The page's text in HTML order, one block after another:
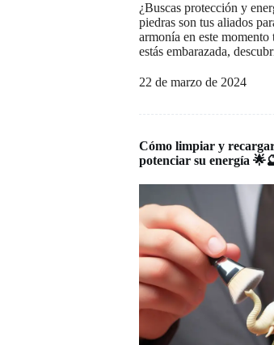
¿Buscas protección y
piedras son tus aliados
armonía en este
estás embarazada,
22 de marzo de 2024
Cómo limpiar y
potenciar su energía